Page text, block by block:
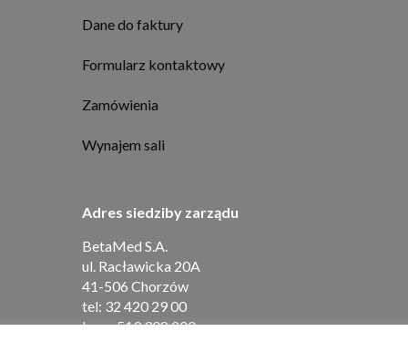
Dane do faktury
Formularz kontaktowy
Zamówienia
Wynajem sali
Adres siedziby zarządu
BetaMed S.A.
ul. Racławicka 20A
41-506 Chorzów
tel: 32 420 29 00
kom:519 308 200